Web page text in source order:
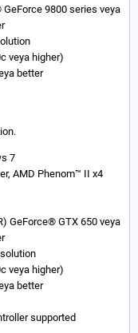
9800 series veya
veya higher)
better
7
AMD Phenom™ II x4
GeForce® GTX 650 veya
veya higher)
better
supported